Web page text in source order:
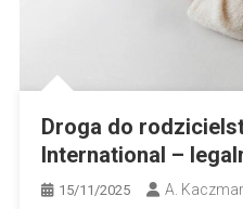
Droga do
International –
15/11/2025 A.